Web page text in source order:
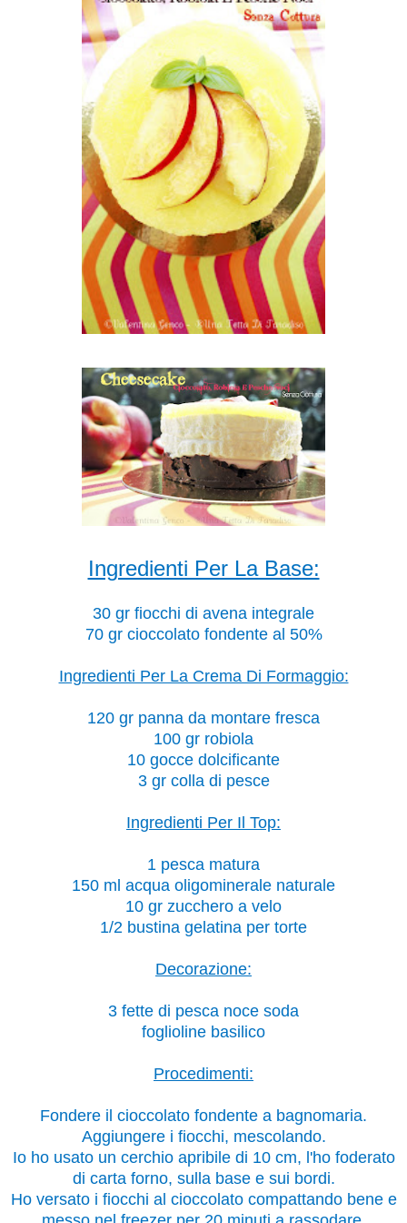
Ingredienti Per La Base:
30 gr fiocchi di avena integrale
70 gr cioccolato fondente al 50%
Ingredienti Per La Crema Di Formaggio:
120 gr panna da montare fresca
100 gr robiola
10 gocce dolcificante
3 gr colla di pesce
Ingredienti Per Il Top:
1 pesca matura
150 ml acqua oligominerale naturale
10 gr zucchero a velo
1/2 bustina gelatina per torte
Decorazione:
3 fette di pesca noce soda
foglioline basilico
Procedimenti:
Fondere il cioccolato fondente a bagnomaria.
Aggiungere i fiocchi, mescolando.
Io ho usato un cerchio apribile di 10 cm, l'ho foderato
di carta forno, sulla base e sui bordi.
Ho versato i fiocchi al cioccolato compattando bene e